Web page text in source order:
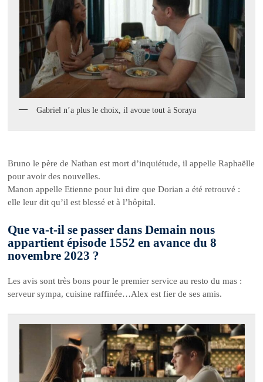
Gabriel n’a plus le choix, il avoue tout à Soraya
Bruno le père de Nathan est mort d’inquiétude, il appelle Raphaëlle
pour avoir des nouvelles.
Manon appelle Etienne pour lui dire que Dorian a été retrouvé :
elle leur dit qu’il est blessé et à l’hôpital.
Que va-t-il se passer dans Demain nous
appartient épisode 1552 en avance du 8
novembre 2023 ?
Les avis sont très bons pour le premier service au resto du mas :
serveur sympa, cuisine raffinée…Alex est fier de ses amis.